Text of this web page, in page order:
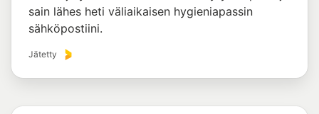
sain lähes heti väliaikaisen hygieniapassin
sähköpostiini.
Jätetty